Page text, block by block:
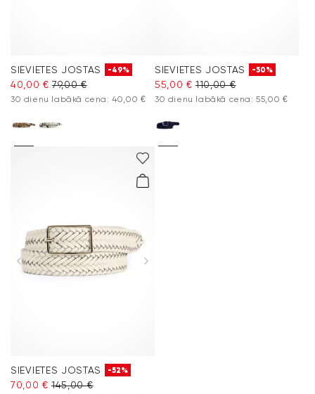
SIEVIETES JOSTAS -49%
40,00 € 79,00 €
30 dienu labākā cena: 40,00 €
SIEVIETES JOSTAS -50%
55,00 € 110,00 €
30 dienu labākā cena: 55,00 €
SIEVIETES JOSTAS -52%
70,00 € 145,00 €